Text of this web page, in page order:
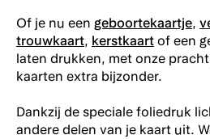
Of je nu een geboortekaartje,
trouwkaart, kerstkaart of een
laten drukken, met onze
kaarten extra bijzonder.
Dankzij de speciale foliedruk
andere delen van je kaart uit.